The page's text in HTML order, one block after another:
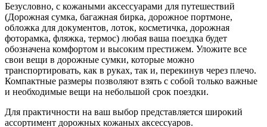
Безусловно, с кожаными аксессуарами для путешествий
(Дорожная сумка, багажная бирка, дорожное портмоне,
обложка для документов, лоток, косметичка, дорожная
фоторамка, фляжка, термос) любая ваша поездка будет
обозначена комфортом и высоким престижем. Уложите все
свои вещи в дорожные сумки, которые можно
транспортировать, как в руках, так и, перекинув через плечо.
Компактные размеры позволяют взять с собой только важные
и необходимые вещи на небольшой срок поездки.
Для практичности на ваш выбор представляется широкий
ассортимент дорожных кожаных аксессуаров.